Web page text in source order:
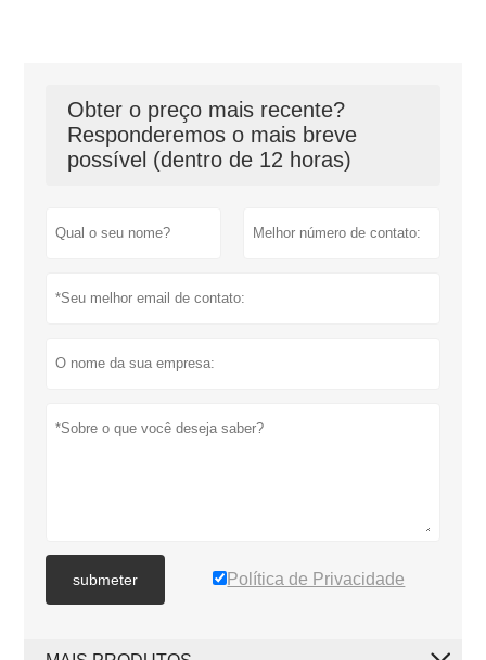
Obter o preço mais recente?
Responderemos o mais breve
possível (dentro de 12 horas)
submeter Política de Privacidade